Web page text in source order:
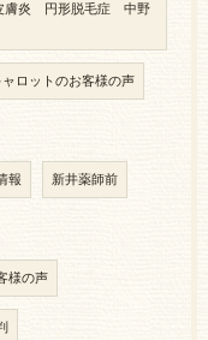
炎 円形脱毛症 中野
ロットのお客様の声
報 新井薬師前
様の声